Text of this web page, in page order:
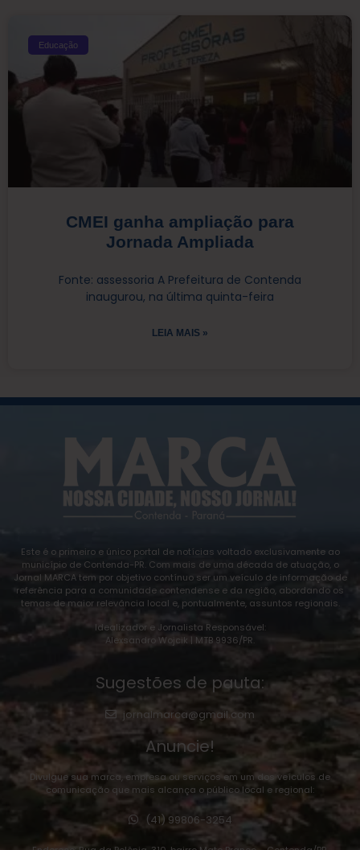
Educação
CMEI ganha ampliação para
Jornada Ampliada
Fonte: assessoria A Prefeitura de Contenda
inaugurou, na última quinta-feira
LEIA MAIS »
Este é o primeiro e único portal de notícias voltado exclusivamente ao
município de Contenda-PR. Com mais de uma década de atuação, o
Jornal MARCA tem por objetivo contínuo ser um veículo de informação de
referência para a comunidade contendense e da região, abordando os
temas de maior relevância local e, pontualmente, assuntos regionais.
Idealizador e Jornalista Responsável:
Alexsandro Wojcik | MTB 9936/PR.
Sugestões de pauta:
jornalmarca@gmail.com
Anuncie!
Divulgue sua marca, empresa ou serviços em um dos veículos de
comunicação que mais alcança o público local e regional:
(41) 99806-3254